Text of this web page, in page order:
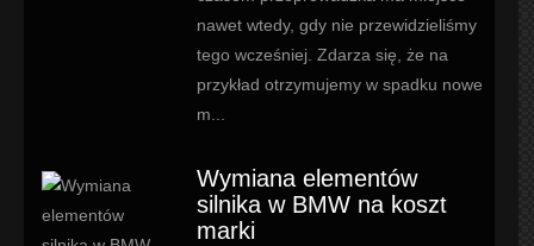
nawet wtedy, gdy nie przewidzieliśmy
tego wcześniej. Zdarza się, że na
przykład otrzymujemy w spadku nowe
m...
Wymiana elementów
silnika w BMW na koszt
marki